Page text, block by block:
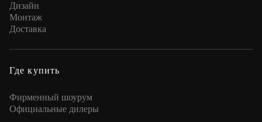
Дизайн
Монтаж
Доставка
Где купить
Фирменный шоурум
Официальные дилеры